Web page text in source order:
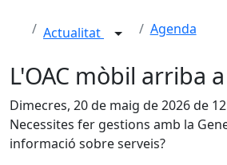
Actualitat Agenda
L'OAC mòbil arriba
Dimecres, 20 de maig de 2026 de
Necessites fer gestions amb la
informació sobre serveis?